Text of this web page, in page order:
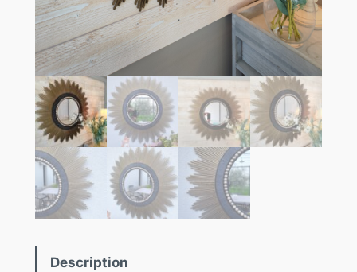
Description